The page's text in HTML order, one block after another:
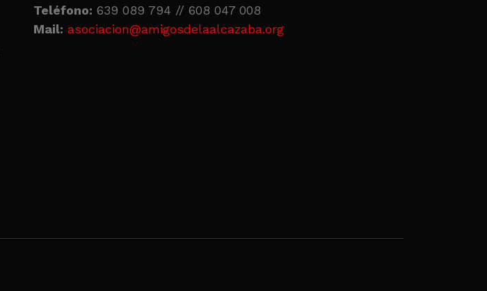
Teléfono: 639 089 794 // 608 047 008
Mail: asociacion@amigosdelaalcazaba.org